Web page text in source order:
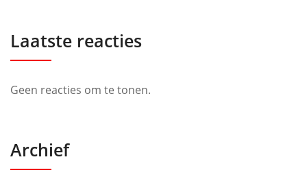
Laatste reacties
Geen reacties om te tonen.
Archief